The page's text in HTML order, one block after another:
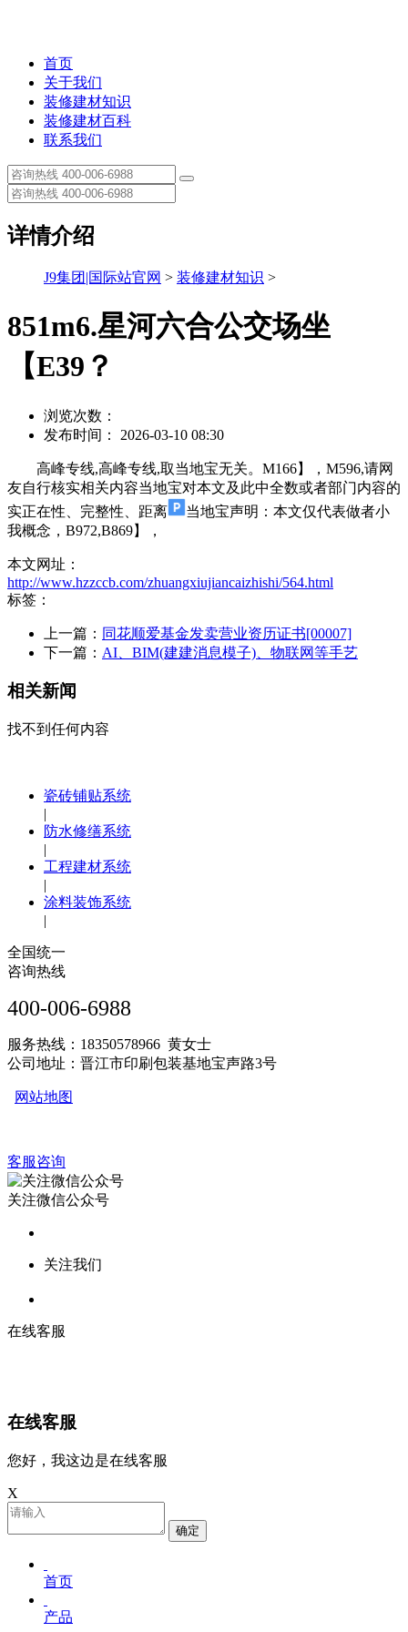
首页
关于我们
装修建材知识
装修建材百科
联系我们
详情介绍
J9集团|国际站官网 > 装修建材知识 >
851m6.星河六合公交场坐
【E39？
浏览次数：
发布时间： 2026-03-10 08:30
高峰专线,高峰专线,取当地宝无关。M166】，M596,请网
友自行核实相关内容当地宝对本文及此中全数或者部门内容的
实正在性、完整性、距离
当地宝声明：本文仅代表做者小
我概念，B972,B869】，
本文网址：
http://www.hzzccb.com/zhuangxiujiancaizhishi/564.html
标签：
上一篇： 同花顺爱基金发卖营业资历证书[00007]
下一篇： AI、BIM(建建消息模子)、物联网等手艺
相关新闻
找不到任何内容
瓷砖铺贴系统
|
防水修缮系统
|
工程建材系统
|
涂料装饰系统
|
全国统一
咨询热线
400-006-6988
服务热线：18350578966 黄女士
公司地址：晋江市印刷包装基地宝声路3号
网站地图
客服咨询
关注微信公众号
关注我们
在线客服
在线客服
您好，我这边是在线客服
X
确定
首页
产品